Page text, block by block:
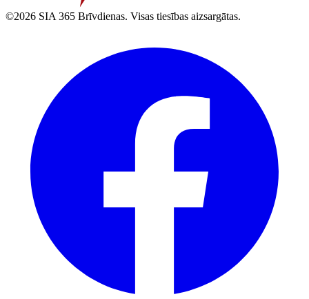
©2026 SIA 365 Brīvdienas. Visas tiesības aizsargātas.